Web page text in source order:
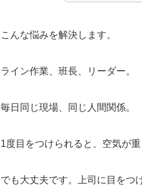
こんな悩みを解決します。
ライン作業、班長、リーダー。
毎日同じ現場、同じ人間関係。
1度目をつけられると、空気が重
でも大丈夫です。上司に目をつ